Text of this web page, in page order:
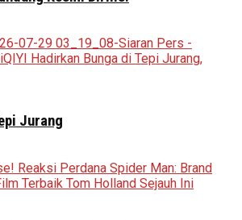
Jurang